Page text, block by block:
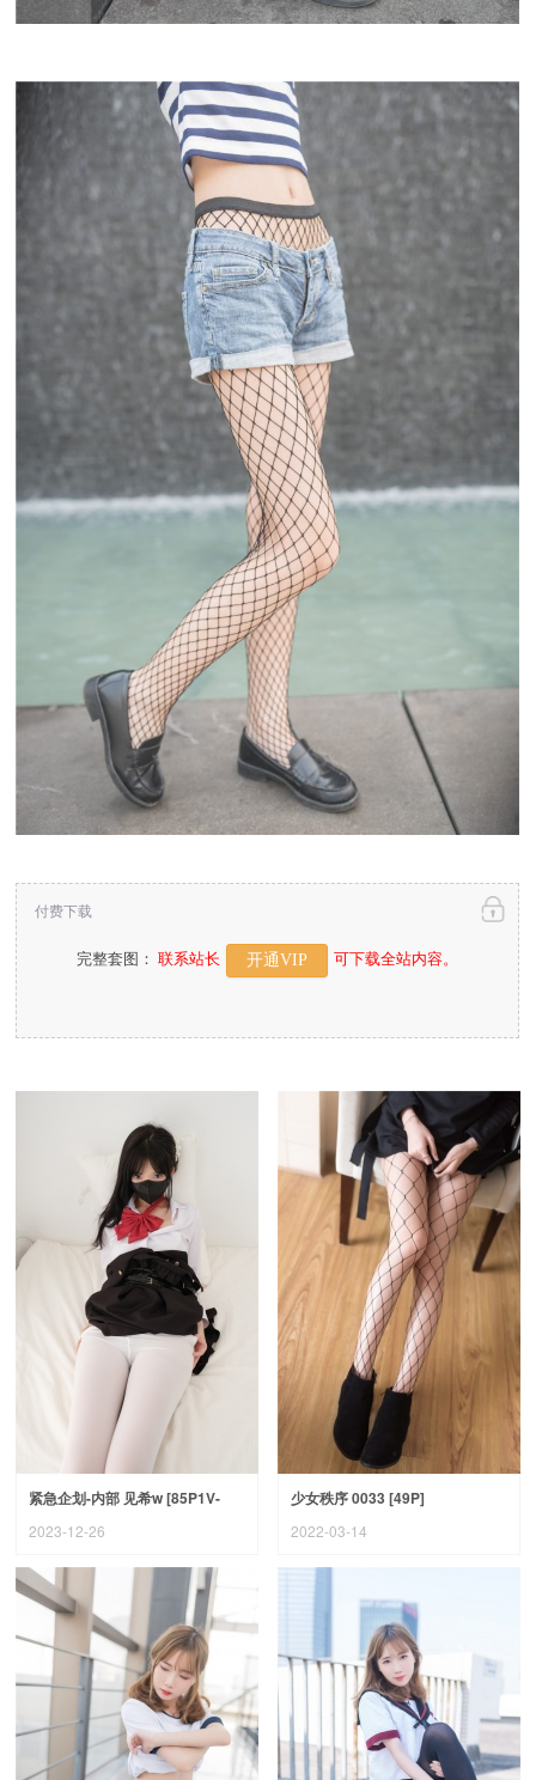
完整套图：联系站长 开通VIP 可下载全站内容。
付费下载
紧急企划-内部 见希w [85P1V-
2.64G]
2023-12-26
少女秩序 0033 [49P]
2022-03-14